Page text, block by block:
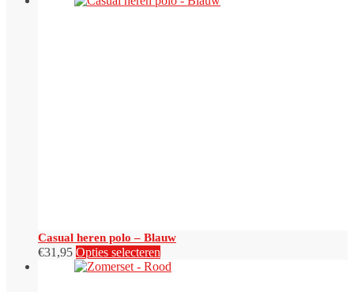
Casual heren polo – Blauw
€31,95 Opties selecteren
product